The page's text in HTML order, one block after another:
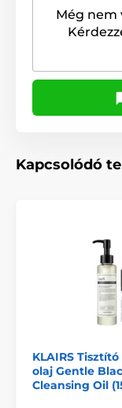
Még nem
Kapcsolódó
KLAIRS
olaj Gentle
Cleansing Oil